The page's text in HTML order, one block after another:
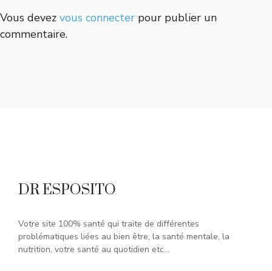
Vous devez vous connecter pour publier un
commentaire.
DR ESPOSITO
Votre site 100% santé qui traite de différentes
problématiques liées au bien être, la santé mentale, la
nutrition, votre santé au quotidien etc...